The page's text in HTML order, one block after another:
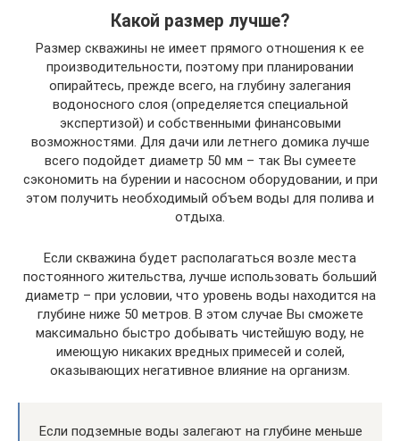
Какой размер лучше?
Размер скважины не имеет прямого отношения к ее
производительности, поэтому при планировании
опирайтесь, прежде всего, на глубину залегания
водоносного слоя (определяется специальной
экспертизой) и собственными финансовыми
возможностями. Для дачи или летнего домика лучше
всего подойдет диаметр 50 мм – так Вы сумеете
сэкономить на бурении и насосном оборудовании, и при
этом получить необходимый объем воды для полива и
отдыха.
Если скважина будет располагаться возле места
постоянного жительства, лучше использовать больший
диаметр – при условии, что уровень воды находится на
глубине ниже 50 метров. В этом случае Вы сможете
максимально быстро добывать чистейшую воду, не
имеющую никаких вредных примесей и солей,
оказывающих негативное влияние на организм.
Если подземные воды залегают на глубине меньше